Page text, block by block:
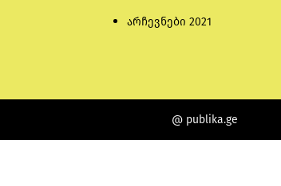
არჩევნები 2021
@ publika.ge